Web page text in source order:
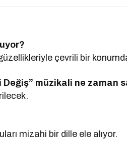
çevrili bir
Değiş” müzikali ne zaman
mizahi bir dille ele alıyor.